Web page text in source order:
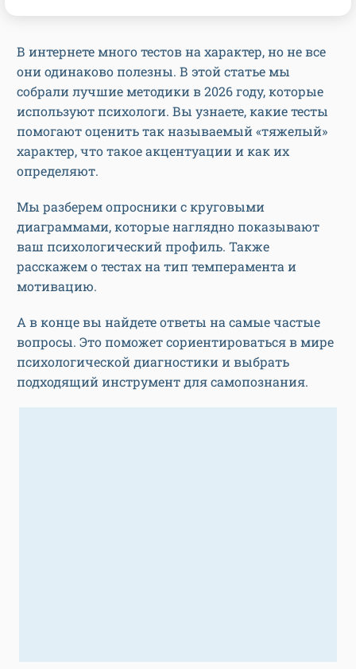
В интернете много тестов на характер, но не все
они одинаково полезны. В этой статье мы
собрали лучшие методики в 2026 году, которые
используют психологи. Вы узнаете, какие тесты
помогают оценить так называемый «тяжелый»
характер, что такое акцентуации и как их
определяют.
Мы разберем опросники с круговыми
диаграммами, которые наглядно показывают
ваш психологический профиль. Также
расскажем о тестах на тип темперамента и
мотивацию.
А в конце вы найдете ответы на самые частые
вопросы. Это поможет сориентироваться в мире
психологической диагностики и выбрать
подходящий инструмент для самопознания.